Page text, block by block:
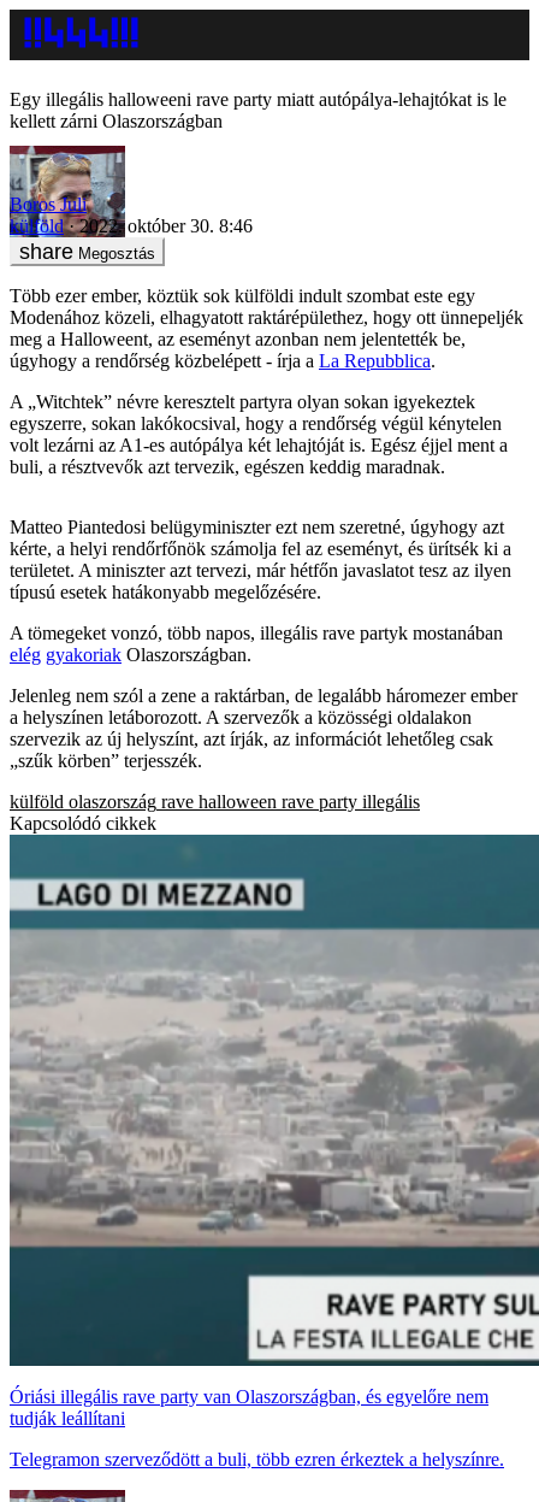
Egy illegális halloweeni rave party miatt autópálya-lehajtókat is le
kellett zárni Olaszországban
Boros Juli
külföld
2022. október 30. 8:46
Megosztás
Több ezer ember, köztük sok külföldi indult szombat este egy
Modenához közeli, elhagyatott raktárépülethez, hogy ott ünnepeljék
meg a Halloweent, az eseményt azonban nem jelentették be,
úgyhogy a rendőrség közbelépett - írja a La Repubblica.
A „Witchtek” névre keresztelt partyra olyan sokan igyekeztek
egyszerre, sokan lakókocsival, hogy a rendőrség végül kénytelen
volt lezárni az A1-es autópálya két lehajtóját is. Egész éjjel ment a
buli, a résztvevők azt tervezik, egészen keddig maradnak.
Matteo Piantedosi belügyminiszter ezt nem szeretné, úgyhogy azt
kérte, a helyi rendőrfőnök számolja fel az eseményt, és ürítsék ki a
területet. A miniszter azt tervezi, már hétfőn javaslatot tesz az ilyen
típusú esetek hatákonyabb megelőzésére.
A tömegeket vonzó, több napos, illegális rave partyk mostanában
elég gyakoriak Olaszországban.
Jelenleg nem szól a zene a raktárban, de legalább háromezer ember
a helyszínen letáborozott. A szervezők a közösségi oldalakon
szervezik az új helyszínt, azt írják, az információt lehetőleg csak
„szűk körben” terjesszék.
külföld olaszország rave halloween rave party illegális
Kapcsolódó cikkek
Óriási illegális rave party van Olaszországban, és egyelőre nem
tudják leállítani
Telegramon szerveződött a buli, több ezren érkeztek a helyszínre.